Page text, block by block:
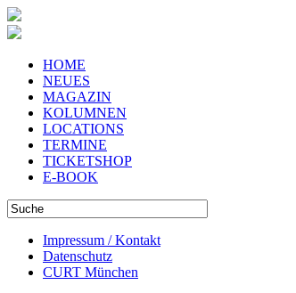
HOME
NEUES
MAGAZIN
KOLUMNEN
LOCATIONS
TERMINE
TICKETSHOP
E-BOOK
Impressum / Kontakt
Datenschutz
CURT München